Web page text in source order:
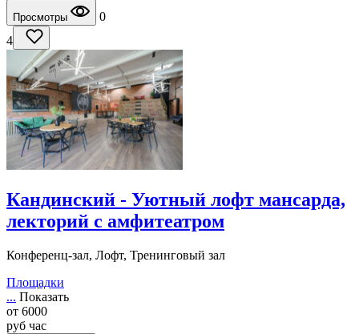
Просмотры
0
4
Кандинский - Уютный лофт мансарда,
лекторий с амфитеатром
Конференц-зал, Лофт, Тренинговый зал
Площадки
... Показать
от 6000
руб час